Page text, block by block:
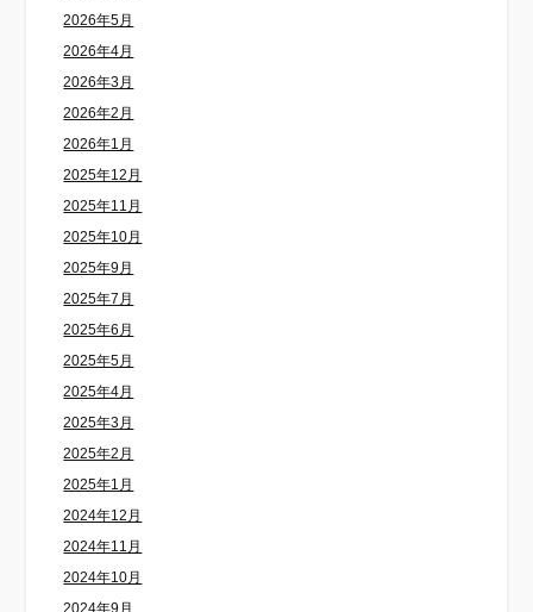
2026年5月
2026年4月
2026年3月
2026年2月
2026年1月
2025年12月
2025年11月
2025年10月
2025年9月
2025年7月
2025年6月
2025年5月
2025年4月
2025年3月
2025年2月
2025年1月
2024年12月
2024年11月
2024年10月